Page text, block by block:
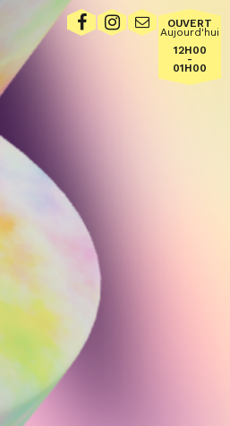
OUVERT
Aujourd'hui
12H00
-
01H00